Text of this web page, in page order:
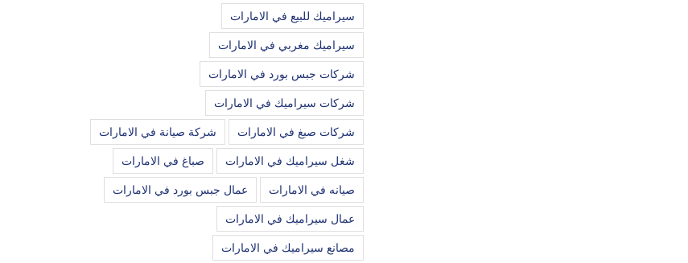
سيراميك للبيع في الامارات
سيراميك مغربي في الامارات
شركات جبس بورد في الامارات
شركات سيراميك في الامارات
شركات صبغ في الامارات شركة صيانة في الامارات
شغل سيراميك في الامارات صباغ في الامارات
صيانه في الامارات عمال جبس بورد في الامارات
عمال سيراميك في الامارات
مصانع سيراميك في الامارات